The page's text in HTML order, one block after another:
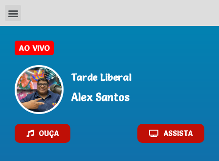
AO VIVO
Tarde Liberal
Alex Santos
OUÇA ASSISTA